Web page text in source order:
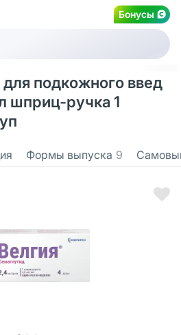
Бонусы
для подкожного введ
шприц-ручка 1
Формы выпуска 9